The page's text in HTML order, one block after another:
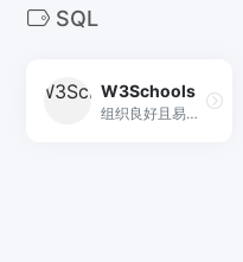
SQL
W3Schools
组织良好且易于理解的 Web 构建教程，包含大量有关如何使用 HTML、CSS、JavaScript、SQL、Python、PHP、Bootstrap、Java、XML 等的示例。